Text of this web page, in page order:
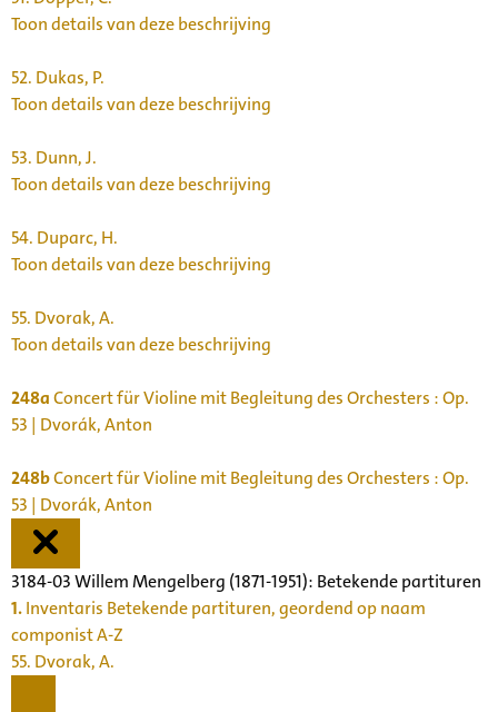
Toon details van deze beschrijving
52. Dukas, P.
Toon details van deze beschrijving
53. Dunn, J.
Toon details van deze beschrijving
54. Duparc, H.
Toon details van deze beschrijving
55. Dvorak, A.
Toon details van deze beschrijving
248aConcert für Violine mit Begleitung des Orchesters : Op.
53 | Dvorák, Anton
248bConcert für Violine mit Begleitung des Orchesters : Op.
53 | Dvorák, Anton
3184-03 Willem Mengelberg (1871-1951): Betekende partituren
1.Inventaris Betekende partituren, geordend op naam
componist A-Z
55. Dvorak, A.